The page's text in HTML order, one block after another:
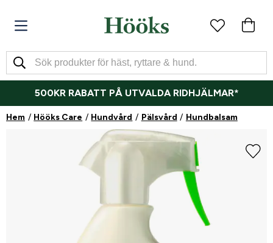
500KR RABATT PÅ UTVALDA RIDHJÄLMAR*
Hem Hööks Care Hundvård Pälsvård Hundbalsam